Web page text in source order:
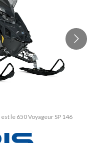
le 650 Voyageur SP 146